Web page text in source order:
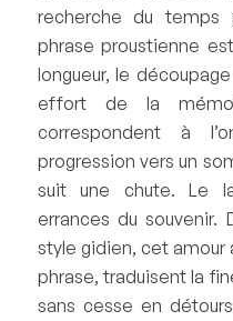
recherche du temps
phrase proustienne
longueur, le
effort de la
correspondent à
progression vers un
suit une chute. Le
errances du
style gidien, cet amour
phrase, traduisent la
sans cesse en